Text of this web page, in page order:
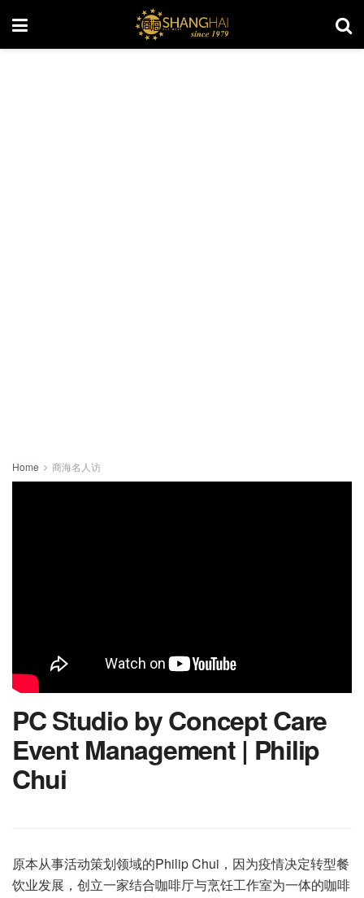
Home 商海名人访
PC Studio by Concept Care
Event Management | Philip
Chui
原本从事活动策划领域的Philip Chui，因为疫情决定转型餐
饮业发展，创立一家结合咖啡厅与烹饪工作室为一体的咖啡